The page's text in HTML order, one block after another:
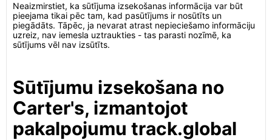
Neaizmirstiet, ka sūtījuma izsekošanas informācija var būt
pieejama tikai pēc tam, kad pasūtījums ir nosūtīts un
piegādāts. Tāpēc, ja nevarat atrast nepieciešamo informāciju
uzreiz, nav iemesla uztraukties - tas parasti nozīmē, ka
sūtījums vēl nav izsūtīts.
Sūtījumu izsekošana no
Carter's, izmantojot
pakalpojumu track.global